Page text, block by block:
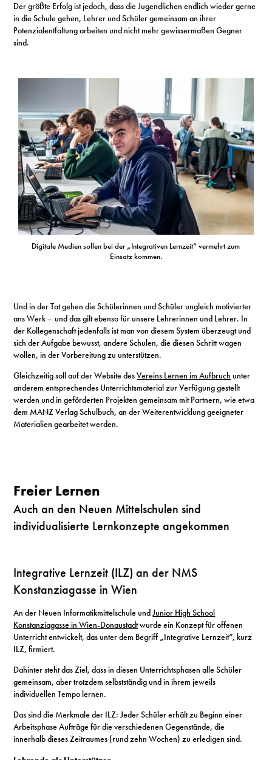
Der größte Erfolg ist jedoch, dass die Jugendlichen endlich wieder gerne
in die Schule gehen, Lehrer und Schüler gemeinsam an ihrer
Potenzialentfaltung arbeiten und nicht mehr gewissermaßen Gegner
sind.
Digitale Medien sollen bei der „Integrativen Lernzeit“ vermehrt zum
Einsatz kommen.
Und in der Tat gehen die Schülerinnen und Schüler ungleich motivierter
ans Werk – und das gilt ebenso für unsere Lehrerinnen und Lehrer. In
der Kollegenschaft jedenfalls ist man von diesem System überzeugt und
sich der Aufgabe bewusst, andere Schulen, die diesen Schritt wagen
wollen, in der Vorbereitung zu unterstützen.
Gleichzeitig soll auf der Website desVereins Lernen im Aufbruch unter
anderem entsprechendes Unterrichtsmaterial zur Verfügung gestellt
werden und in geförderten Projekten gemeinsam mit Partnern, wie etwa
dem MANZ Verlag Schulbuch, an der Weiterentwicklung geeigneter
Materialien gearbeitet werden.
Freier Lernen
Auch an den Neuen Mittelschulen sind
individualisierte Lernkonzepte angekommen
Integrative Lernzeit (ILZ) an der NMS
Konstanziagasse in Wien
An der Neuen Informatikmittelschule undJunior High School
Konstanziagasse in Wien-Donaustadtwurde ein Konzept für offenen
Unterricht entwickelt, das unter dem Begriff „Integrative Lernzeit“, kurz
ILZ, firmiert.
Dahinter steht das Ziel, dass in diesen Unterrichtsphasen alle Schüler
gemeinsam, aber trotzdem selbstständig und in ihrem jeweils
individuellen Tempo lernen.
Das sind die Merkmale der ILZ: Jeder Schüler erhält zu Beginn einer
Arbeitsphase Aufträge für die verschiedenen Gegenstände, die
innerhalb dieses Zeitraumes (rund zehn Wochen) zu erledigen sind.